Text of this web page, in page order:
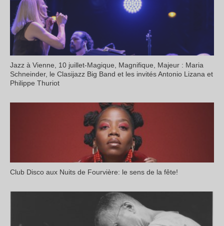
Jazz à Vienne, 10 juillet-Magique, Magnifique, Majeur : Maria
Schneinder, le Clasijazz Big Band et les invités Antonio Lizana et
Philippe Thuriot
Club Disco aux Nuits de Fourvière: le sens de la fête!